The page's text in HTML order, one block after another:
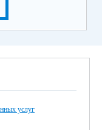
услуг